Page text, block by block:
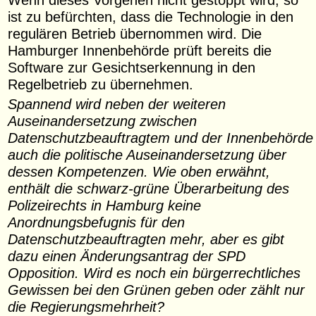
ist zu befürchten, dass die Technologie in den
regulären Betrieb übernommen wird. Die
Hamburger Innenbehörde prüft bereits die
Software zur Gesichtserkennung in den
Regelbetrieb zu übernehmen.
Spannend wird neben der weiteren
Auseinandersetzung zwischen
Datenschutzbeauftragtem und der Innenbehörde
auch die politische Auseinandersetzung über
dessen Kompetenzen. Wie oben erwähnt,
enthält die schwarz-grüne Überarbeitung des
Polizeirechts in Hamburg keine
Anordnungsbefugnis für den
Datenschutzbeauftragten mehr, aber es gibt
dazu einen Änderungsantrag der SPD
Opposition. Wird es noch ein bürgerrechtliches
Gewissen bei den Grünen geben oder zählt nur
die Regierungsmehrheit?